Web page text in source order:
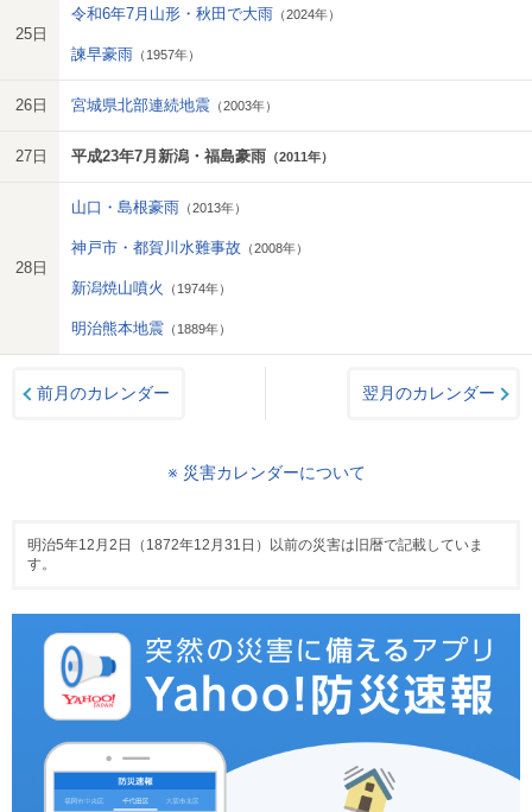
25日
令和6年7月山形・秋田で大雨 （2024年）
諫早豪雨 （1957年）
26日 宮城県北部連続地震 （2003年）
27日 平成23年7月新潟・福島豪雨 （2011年）
28日
山口・島根豪雨 （2013年）
神戸市・都賀川水難事故 （2008年）
新潟焼山噴火 （1974年）
明治熊本地震 （1889年）
前月のカレンダー 翌月のカレンダー
※ 災害カレンダーについて
明治5年12月2日（1872年12月31日）以前の災害は旧暦で記載していま
す。